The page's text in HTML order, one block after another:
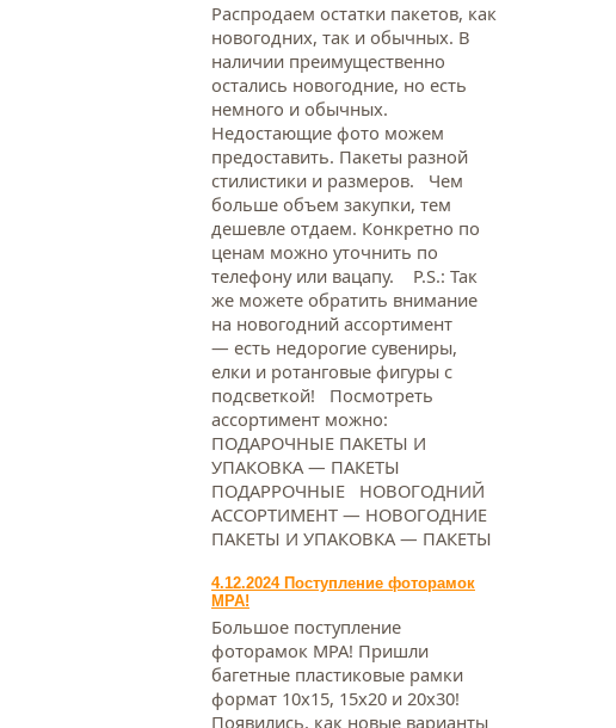
Распродаем остатки пакетов, как
новогодних, так и обычных. В
наличии преимущественно
остались новогодние, но есть
немного и обычных.
Недостающие фото можем
предоставить. Пакеты разной
стилистики и размеров. Чем
больше объем закупки, тем
дешевле отдаем. Конкретно по
ценам можно уточнить по
телефону или вацапу. Р.S.: Так
же можете обратить внимание
на новогодний ассортимент
— есть недорогие сувениры,
елки и ротанговые фигуры с
подсветкой! Посмотреть
ассортимент можно:
ПОДАРОЧНЫЕ ПАКЕТЫ И
УПАКОВКА — ПАКЕТЫ
ПОДАРРОЧНЫЕ НОВОГОДНИЙ
АССОРТИМЕНТ — НОВОГОДНИЕ
ПАКЕТЫ И УПАКОВКА — ПАКЕТЫ
4.12.2024 Поступление фоторамок
МРА!
Большое поступление
фоторамок МРА! Пришли
багетные пластиковые рамки
формат 10х15, 15х20 и 20х30!
Появились, как новые варианты